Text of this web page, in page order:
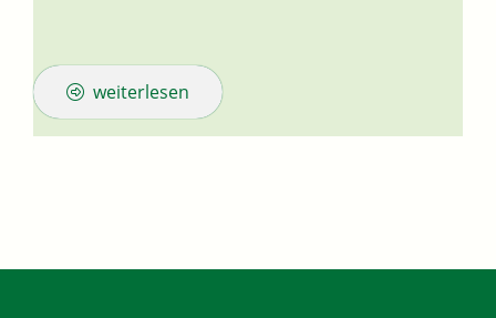
weiterlesen